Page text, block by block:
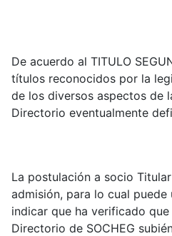
De acuerdo al TITULO
títulos reconocidos por la
de los diversos aspectos de
Directorio eventualmente
La postulación a socio
admisión, para lo cual puede
indicar que ha verificado
Directorio de SOCHEG